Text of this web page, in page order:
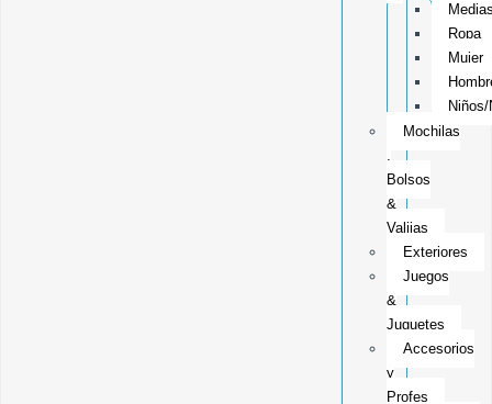
Ropa
Mujer
Mochilas
,
Bolsos
&
Valijas
Exteriores
Juegos
&
Juguetes
Accesorios
y
Profes